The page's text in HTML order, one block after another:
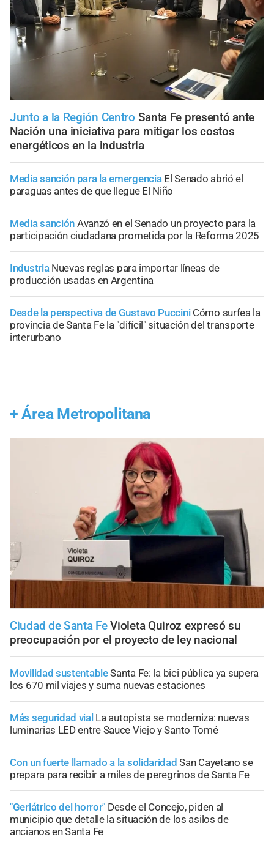
Junto a la Región Centro Santa Fe presentó ante
Nación una iniciativa para mitigar los costos
energéticos en la industria
Media sanción para la emergencia El Senado abrió el
paraguas antes de que llegue El Niño
Media sanción Avanzó en el Senado un proyecto para la
participación ciudadana prometida por la Reforma 2025
Industria Nuevas reglas para importar líneas de
producción usadas en Argentina
Desde la perspectiva de Gustavo Puccini Cómo surfea la
provincia de Santa Fe la "difícil" situación del transporte
interurbano
+ Área Metropolitana
Ciudad de Santa Fe Violeta Quiroz expresó su
preocupación por el proyecto de ley nacional
Movilidad sustentableSanta Fe: la bici pública ya supera
los 670 mil viajes y suma nuevas estaciones
Más seguridad vial La autopista se moderniza: nuevas
luminarias LED entre Sauce Viejo y Santo Tomé
Con un fuerte llamado a la solidaridad San Cayetano se
prepara para recibir a miles de peregrinos de Santa Fe
"Geriátrico del horror" Desde el Concejo, piden al
municipio que detalle la situación de los asilos de
ancianos en Santa Fe